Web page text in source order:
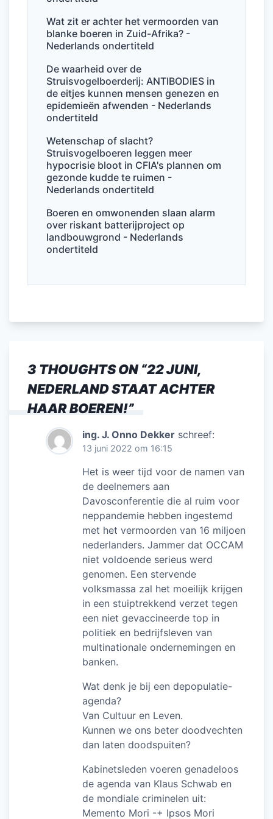
Wat zit er achter het vermoorden van
blanke boeren in Zuid-Afrika? -
Nederlands ondertiteld
De waarheid over de
Struisvogelboerderij: ANTIBODIES in
de eitjes kunnen mensen genezen en
epidemieën afwenden - Nederlands
ondertiteld
Wetenschap of slacht?
Struisvogelboeren leggen meer
hypocrisie bloot in CFIA's plannen om
gezonde kudde te ruimen -
Nederlands ondertiteld
Boeren en omwonenden slaan alarm
over riskant batterijproject op
landbouwgrond - Nederlands
ondertiteld
o
o
k
p
3 THOUGHTS ON “22 JUNI,
NEDERLAND STAAT ACHTER
HAAR BOEREN!”
ing. J. Onno Dekker schreef:
13 juni 2022 om 16:15
Het is weer tijd voor de namen van
de deelnemers aan
Davosconferentie die al ruim voor
neppandemie hebben ingestemd
met het vermoorden van 16 miljoen
nederlanders. Jammer dat OCCAM
niet voldoende serieus werd
genomen. Een stervende
volksmassa zal het moeilijk krijgen
in een stuiptrekkend verzet tegen
een niet gevaccineerde top in
politiek en bedrijfsleven van
multinationale ondernemingen en
banken.
Wat denk je bij een depopulatie-
agenda?
Van Cultuur en Leven.
Kunnen we ons beter doodvechten
dan laten doodspuiten?
Kabinetsleden voeren genadeloos
de agenda van Klaus Schwab en
de mondiale criminelen uit:
Memento Mori -+ Ipsos Mori